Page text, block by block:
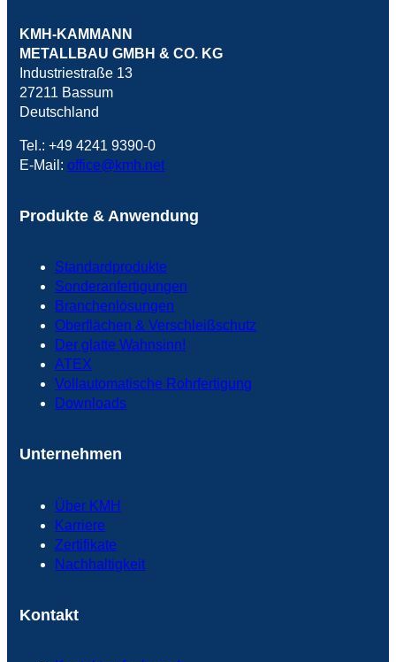
KMH-KAMMANN
METALLBAU GMBH & CO. KG
Industriestraße 13
27211 Bassum
Deutschland
Tel.: +49 4241 9390-0
E-Mail:office@kmh.net
Produkte & Anwendung
Standardprodukte
Sonderanfertigungen
Branchenlösungen
Oberflächen & Verschleißschutz
Der glatte Wahnsinn!
ATEX
Vollautomatische Rohrfertigung
Downloads
Unternehmen
Über KMH
Karriere
Zertifikate
Nachhaltigkeit
Kontakt